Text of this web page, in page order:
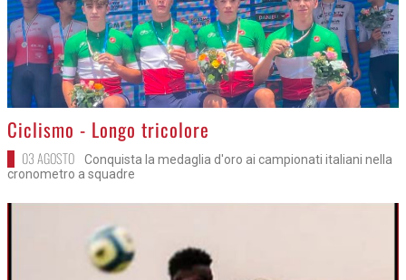
>
Ciclismo - Longo tricolore
03 AGOSTO
Conquista la medaglia d'oro ai campionati italiani nella
cronometro a squadre